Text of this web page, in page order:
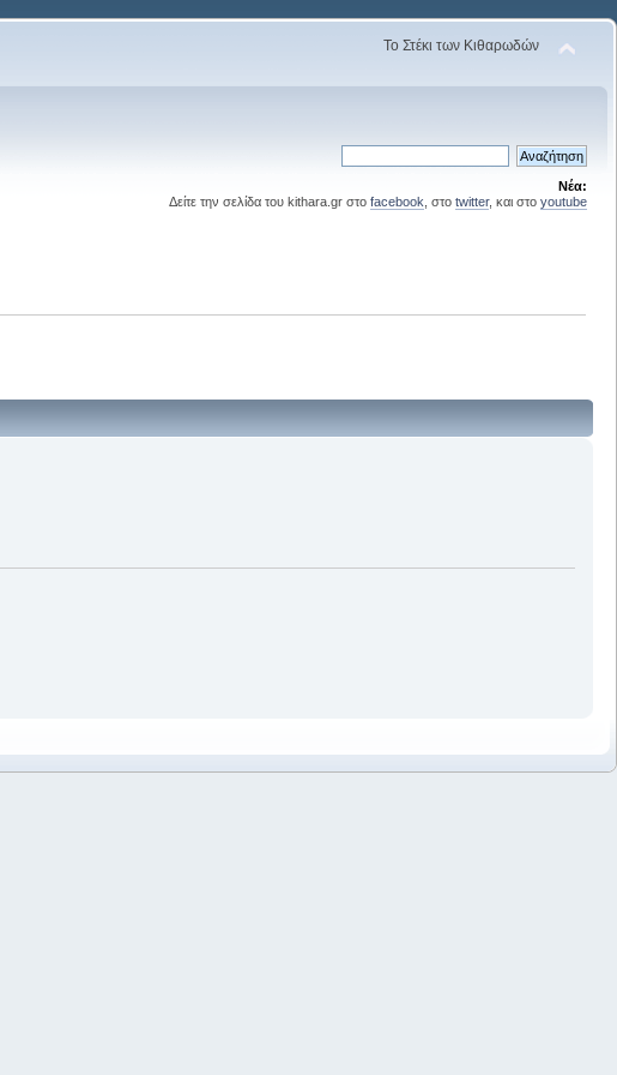
Το Στέκι των Κιθαρωδών
Νέα:
Δείτε την σελίδα του kithara.gr στο facebook , στο twitter, και στο youtube